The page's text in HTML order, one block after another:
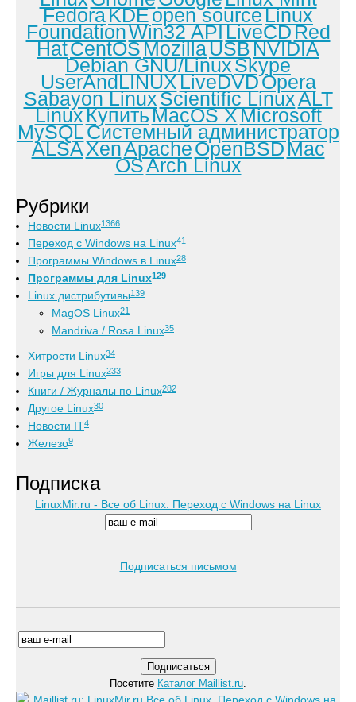
FedoraKDEopen sourceLinux
FoundationWin32 APILiveCDRed
HatCentOSMozillaUSBNVIDIA
Debian GNU/LinuxSkype
UserAndLINUXLiveDVDOpera
Sabayon LinuxScientific LinuxALT
LinuxКупитьMacOS XMicrosoft
MySQLСистемный администратор
ALSAXenApacheOpenBSDMac
OSArch Linux
Рубрики
Новости Linux1366
Переход с Windows на Linux41
Программы Windows в Linux28
Программы для Linux129
Linux дистрибутивы139
MagOS Linux21
Mandriva / Rosa Linux35
Хитрости Linux34
Игры для Linux233
Книги / Журналы по Linux282
Другое Linux30
Новости IT4
Железо9
Подписка
LinuxMir.ru - Все об Linux. Переход с Windows на Linux
Подписаться письмом
Посетите Каталог Maillist.ru.